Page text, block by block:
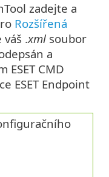
zadejte a
Rozšířená
váš .xml soubor
a
CMD
ESET Endpoint